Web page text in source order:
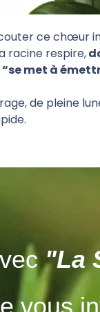
ce chœur
racine respire,
met à
de pleine
"La
vous